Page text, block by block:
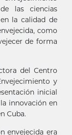
las ciencias
la calidad de
como
de forma
del Centro
y
inicial
innovación en
Cuba.
envejecida era